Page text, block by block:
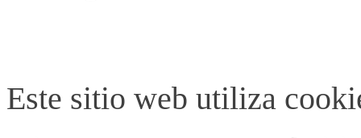
Este sitio web utiliza